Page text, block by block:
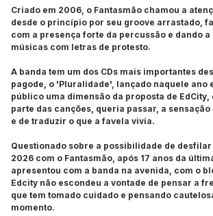
Criado em 2006, o Fantasmão chamou a
desde o princípio por seu groove arrastado,
com a presença forte da percussão e dando a
músicas com letras de protesto.
A banda tem um dos CDs mais importantes
pagode, o 'Pluralidade', lançado naquele ano
público uma dimensão da proposta de
parte das canções, queria passar, a
e de traduzir o que a favela vivia.
Questionado sobre a possibilidade de desfilar
2026 com o Fantasmão, após 17 anos da
apresentou com a banda na avenida, com o
Edcity não escondeu a vontade de pensar a
que tem tomado cuidado e pensando
momento.